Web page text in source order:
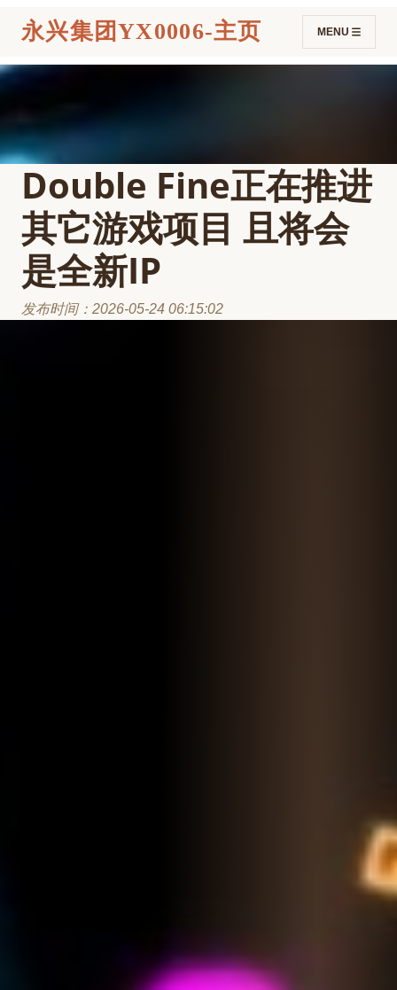
永兴集团YX0006-主页 MENU
Double Fine正在推进
其它游戏项目 且将会
是全新IP
发布时间：2026-05-24 06:15:02